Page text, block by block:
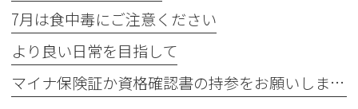
7月は食中毒にご注意ください
より良い日常を目指して
マイナ保険証か資格確認書の持参をお願いします